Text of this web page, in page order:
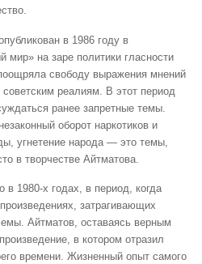
в 1986 году в
мир» на заре политики гласности
свободу выражения мнений
реалиям. В этот период
ранее запретные темы.
оборот наркотиков и
угнетение народа — это темы,
в творчестве Айтматова.
1980-х годах, в период, когда
затрагивающих
Айтматов, оставаясь верным
в котором отразил
времени. Жизненный опыт самого